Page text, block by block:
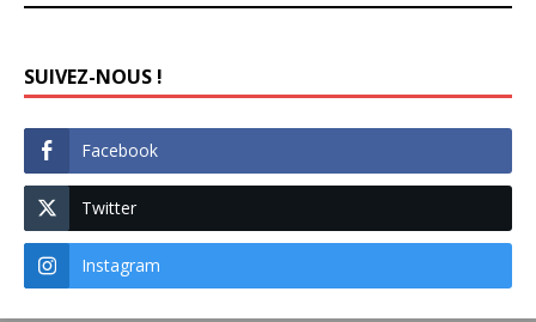
SUIVEZ-NOUS !
Facebook
Twitter
Instagram